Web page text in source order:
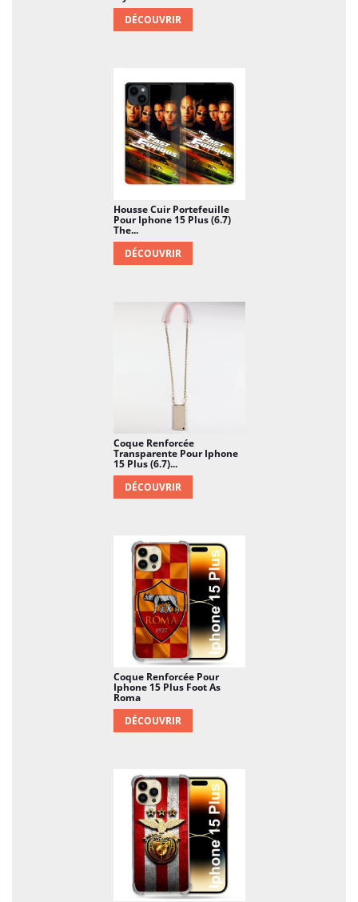
DÉCOUVRIR
Housse Cuir Portefeuille
Pour Iphone 15 Plus (6.7)
The...
DÉCOUVRIR
Coque Renforcée
Transparente Pour Iphone
15 Plus (6.7)...
DÉCOUVRIR
Coque Renforcée Pour
Iphone 15 Plus Foot As
Roma
DÉCOUVRIR